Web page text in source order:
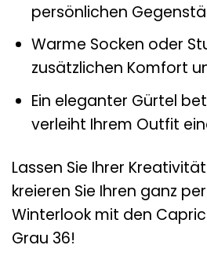
persönlichen
Warme Socken oder
zusätzlichen Komfort
Ein eleganter Gürtel
verleiht Ihrem Outfit
Lassen Sie Ihrer
kreieren Sie Ihren ganz
Winterlook mit den
Grau 36!